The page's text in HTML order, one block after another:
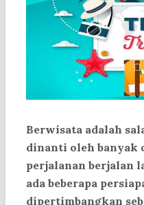
Berwisata adalah
dinanti oleh banyak
perjalanan berjalan
ada beberapa
dipertimbangkan